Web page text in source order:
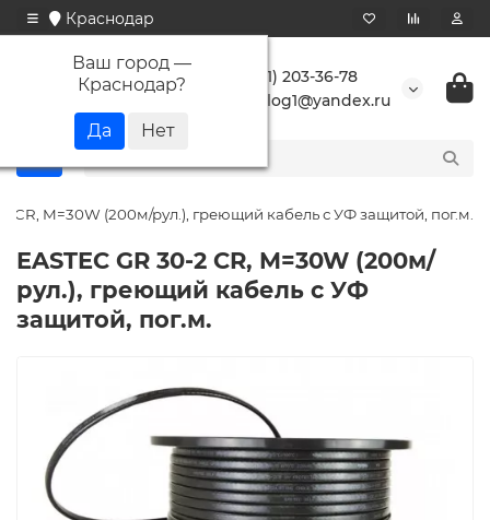
Краснодар
Ваш город —
Краснодар?
+7 (861) 203-36-78
buranlog1@yandex.ru
2 CR, M=30W (200м/рул.), греющий кабель с УФ защитой, пог.м.
EASTEC GR 30-2 CR, M=30W (200м/
рул.), греющий кабель с УФ
защитой, пог.м.